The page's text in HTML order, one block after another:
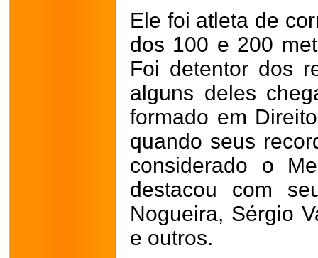
Ele foi atleta de
dos 100 e 200
Foi detentor dos
alguns deles
formado em
quando seus
considerado o
destacou com
Nogueira, Sérgio
e outros.